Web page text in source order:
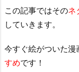
この記事ではそのネ
していきます。
今すぐ絵がついた
すめです！